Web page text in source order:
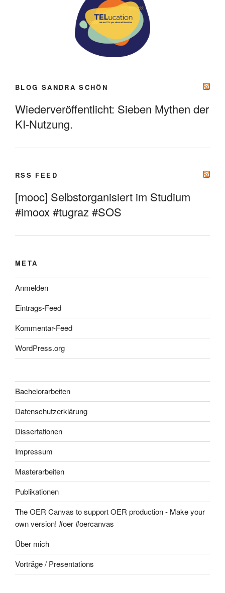
BLOG SANDRA SCHÖN
Wiederveröffentlicht: Sieben Mythen der
KI-Nutzung.
RSS FEED
[mooc] Selbstorganisiert im Studium
#imoox #tugraz #SOS
META
Anmelden
Eintrags-Feed
Kommentar-Feed
WordPress.org
Bachelorarbeiten
Datenschutzerklärung
Dissertationen
Impressum
Masterarbeiten
Publikationen
The OER Canvas to support OER production - Make your
own version! #oer #oercanvas
Über mich
Vorträge / Presentations